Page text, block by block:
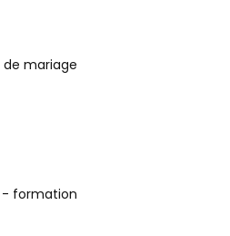
mariage
- formation